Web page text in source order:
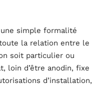
une simple formalité
la relation entre le
soit particulier ou
loin d’être anodin, fixe
d’installation,